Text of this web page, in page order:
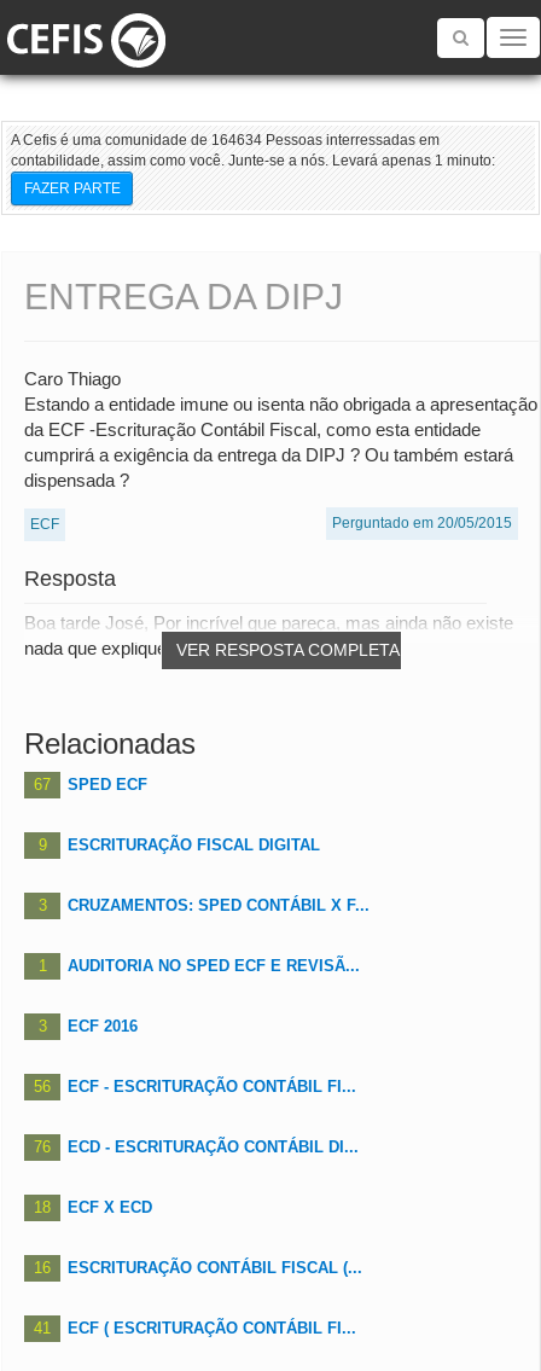
Toggle
A Cefis é uma comunidade de 164634 Pessoas interressadas em
contabilidade, assim como você. Junte-se a nós. Levará apenas 1 minuto:
FAZER PARTE
ENTREGA DA DIPJ
Caro Thiago
Estando a entidade imune ou isenta não obrigada a apresentação
da ECF -Escrituração Contábil Fiscal, como esta entidade
cumprirá a exigência da entrega da DIPJ ? Ou também estará
dispensada ?
ECF Perguntado em 20/05/2015
Resposta
VER RESPOSTA COMPLETA
Boa tarde José, Por incrível que pareça, mas ainda não existe
nada que explique a falta de uma decla...
Relacionadas
67 SPED ECF
9 ESCRITURAÇÃO FISCAL DIGITAL
3 CRUZAMENTOS: SPED CONTÁBIL X F...
1 AUDITORIA NO SPED ECF E REVISÃ...
3 ECF 2016
56 ECF - ESCRITURAÇÃO CONTÁBIL FI...
76 ECD - ESCRITURAÇÃO CONTÁBIL DI...
18 ECF X ECD
16 ESCRITURAÇÃO CONTÁBIL FISCAL (...
41 ECF ( ESCRITURAÇÃO CONTÁBIL FI...